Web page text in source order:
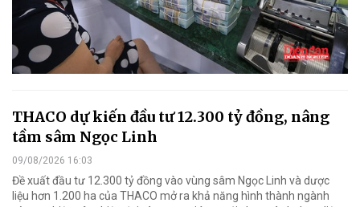
THACO dự kiến đầu tư 12.300 tỷ đồng, nâng
tầm sâm Ngọc Linh
09/08/2026 16:03
Đề xuất đầu tư 12.300 tỷ đồng vào vùng sâm Ngọc Linh và dược
liệu hơn 1.200 ha của THACO mở ra khả năng hình thành ngành